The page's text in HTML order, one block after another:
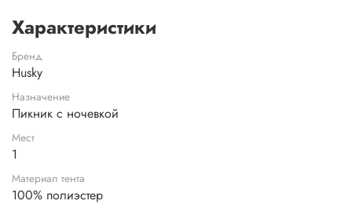
Характеристики
Бренд
Husky
Назначение
Пикник с ночевкой
Мест
1
Материал тента
100% полиэстер